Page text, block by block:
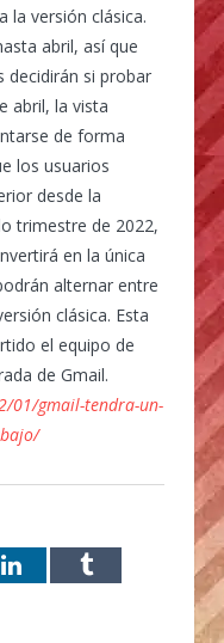
la versión clásica.
abril, así que
decidirán si probar
abril, la vista
de forma
los usuarios
desde la
trimestre de 2022,
en la única
alternar entre
clásica. Esta
el equipo de
de Gmail.
01/gmail-tendra-un-
LinkedInTumblr